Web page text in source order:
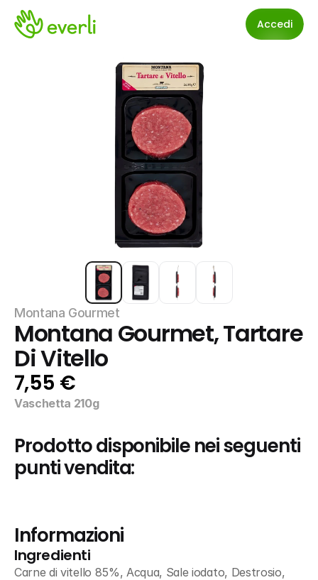
Accedi
Montana Gourmet
Montana Gourmet, Tartare
Di Vitello
7,55 €
Vaschetta 210g
Prodotto disponibile nei seguenti
punti vendita:
Informazioni
Ingredienti
Carne di vitello 85%, Acqua, Sale iodato, Destrosio,